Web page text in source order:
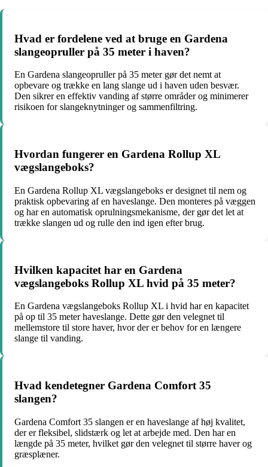
Hvad er fordelene ved at bruge en Gardena
slangeopruller på 35 meter i haven?
En Gardena slangeopruller på 35 meter gør det nemt at
opbevare og trække en lang slange ud i haven uden besvær.
Den sikrer en effektiv vanding af større områder og minimerer
risikoen for slangeknytninger og sammenfiltring.
Hvordan fungerer en Gardena Rollup XL
vægslangeboks?
En Gardena Rollup XL vægslangeboks er designet til nem og
praktisk opbevaring af en haveslange. Den monteres på væggen
og har en automatisk oprulningsmekanisme, der gør det let at
trække slangen ud og rulle den ind igen efter brug.
Hvilken kapacitet har en Gardena
vægslangeboks Rollup XL hvid på 35 meter?
En Gardena vægslangeboks Rollup XL i hvid har en kapacitet
på op til 35 meter haveslange. Dette gør den velegnet til
mellemstore til store haver, hvor der er behov for en længere
slange til vanding.
Hvad kendetegner Gardena Comfort 35
slangen?
Gardena Comfort 35 slangen er en haveslange af høj kvalitet,
der er fleksibel, slidstærk og let at arbejde med. Den har en
længde på 35 meter, hvilket gør den velegnet til større haver og
græsplæner.